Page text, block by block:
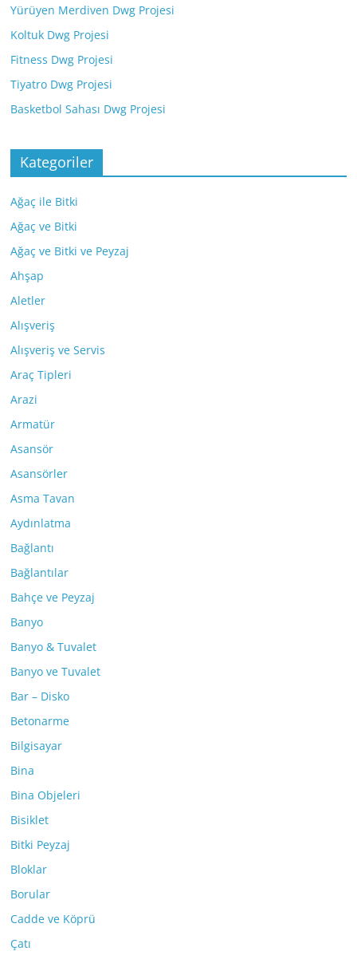
Yürüyen Merdiven Dwg Projesi
Koltuk Dwg Projesi
Fitness Dwg Projesi
Tiyatro Dwg Projesi
Basketbol Sahası Dwg Projesi
Kategoriler
Ağaç ile Bitki
Ağaç ve Bitki
Ağaç ve Bitki ve Peyzaj
Ahşap
Aletler
Alışveriş
Alışveriş ve Servis
Araç Tipleri
Arazi
Armatür
Asansör
Asansörler
Asma Tavan
Aydınlatma
Bağlantı
Bağlantılar
Bahçe ve Peyzaj
Banyo
Banyo & Tuvalet
Banyo ve Tuvalet
Bar – Disko
Betonarme
Bilgisayar
Bina
Bina Objeleri
Bisiklet
Bitki Peyzaj
Bloklar
Borular
Cadde ve Köprü
Çatı